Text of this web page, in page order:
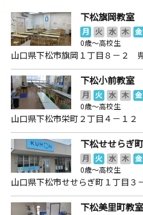
下松旗岡教室
月 火 水 木 金
0歳～高校生
山口県下松市旗岡１丁目８－２
下松小前教室
月 火 水 木 金
0歳～高校生
山口県下松市栄町２丁目４－１
下松せせらぎ
月 火 水 木 金
0歳～高校生
山口県下松市せせらぎ町１丁目３
下松美里町教室